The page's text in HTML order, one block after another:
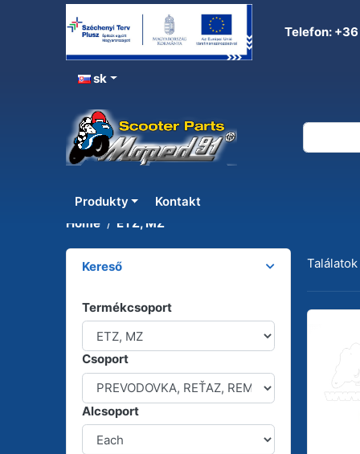
Telefon:
sk
Produkty Kontakt
ETZ, MZ
Home ETZ, MZ
Kereső
Termékcsoport
Csoport
Alcsoport